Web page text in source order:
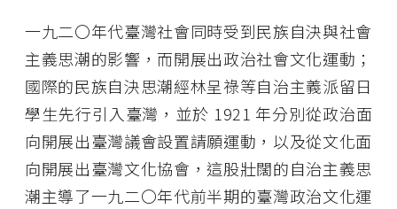
一九二〇年代臺灣社會同時受到民族自決與社會
主義思潮的影響，而開展出政治社會文化運動；
國際的民族自決思潮經林呈祿等自治主義派留日
學生先行引入臺灣，並於 1921 年分別從政治面
向開展出臺灣議會設置請願運動，以及從文化面
向開展出臺灣文化協會，這股壯闊的自治主義思
潮主導了一九二〇年代前半期的臺灣政治文化運